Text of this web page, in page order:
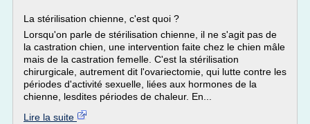
La stérilisation chienne, c'est quoi ?
Lorsqu'on parle de stérilisation chienne, il ne s'agit pas de
la castration chien, une intervention faite chez le chien mâle
mais de la castration femelle. C'est la stérilisation
chirurgicale, autrement dit l'ovariectomie, qui lutte contre les
périodes d'activité sexuelle, liées aux hormones de la
chienne, lesdites périodes de chaleur. En...
Lire la suite